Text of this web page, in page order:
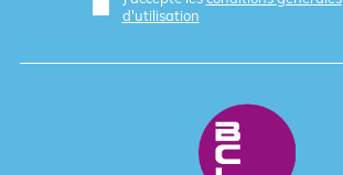
d'utilisation